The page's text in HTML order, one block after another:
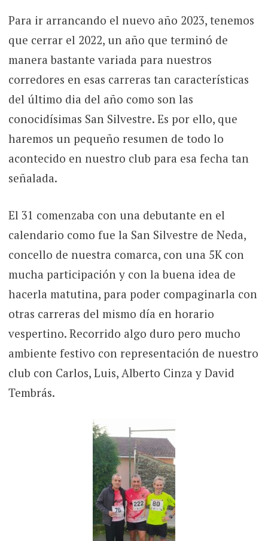
Para ir arrancando el nuevo año 2023, tenemos
que cerrar el 2022, un año que terminó de
manera bastante variada para nuestros
corredores en esas carreras tan características
del último dia del año como son las
conocidísimas San Silvestre. Es por ello, que
haremos un pequeño resumen de todo lo
acontecido en nuestro club para esa fecha tan
señalada.
El 31 comenzaba con una debutante en el
calendario como fue la San Silvestre de Neda,
concello de nuestra comarca, con una 5K con
mucha participación y con la buena idea de
hacerla matutina, para poder compaginarla con
otras carreras del mismo día en horario
vespertino. Recorrido algo duro pero mucho
ambiente festivo con representación de nuestro
club con Carlos, Luis, Alberto Cinza y David
Tembrás.